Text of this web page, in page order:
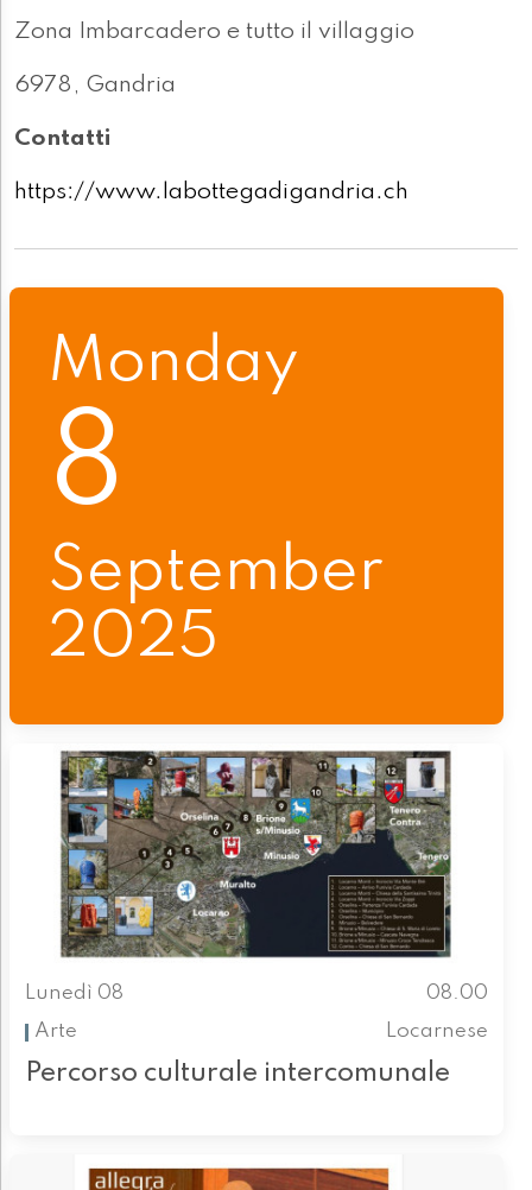
Zona Imbarcadero e tutto il villaggio
6978, Gandria
Contatti
https://www.labottegadigandria.ch
Monday
8
September
2025
Lunedì 08
08.00
Arte
Locarnese
Percorso culturale intercomunale